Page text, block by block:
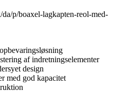
p/boaxel-lagkapten-reol-med-
af indretningselementer
design
med god kapacitet